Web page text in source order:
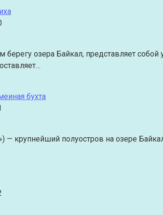
озера Байкал, представляет
бухта
— крупнейший полуостров на озере